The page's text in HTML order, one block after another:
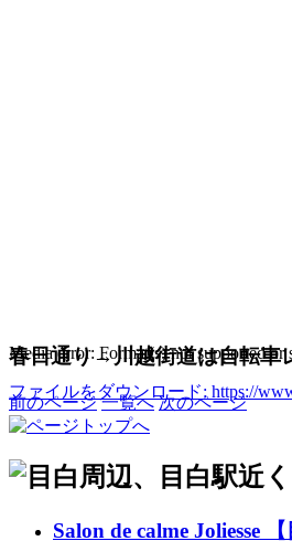
Media error: Format(s) not supported or
ファイルをダウンロード: https://
ボリューム調節には上下矢印キ
春日通り→川越街道は自転車
前のページ 一覧へ 次のページ
Salon de calme Joliesse